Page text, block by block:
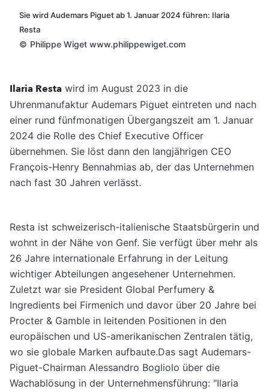
Sie wird Audemars Piguet ab 1. Januar 2024 führen: Ilaria
Resta
© Philippe Wiget www.philippewiget.com
Ilaria Resta wird im August 2023 in die
Uhrenmanufaktur Audemars Piguet eintreten und nach
einer rund fünfmonatigen Übergangszeit am 1. Januar
2024 die Rolle des Chief Executive Officer
übernehmen. Sie löst dann den langjährigen CEO
François-Henry Bennahmias ab, der das Unternehmen
nach fast 30 Jahren verlässt.
Resta ist schweizerisch-italienische Staatsbürgerin und
wohnt in der Nähe von Genf. Sie verfügt über mehr als
26 Jahre internationale Erfahrung in der Leitung
wichtiger Abteilungen angesehener Unternehmen.
Zuletzt war sie President Global Perfumery &
Ingredients bei Firmenich und davor über 20 Jahre bei
Procter & Gamble in leitenden Positionen in den
europäischen und US-amerikanischen Zentralen tätig,
wo sie globale Marken aufbaute.Das sagt Audemars-
Piguet-Chairman Alessandro Bogliolo über die
Wachablösung in der Unternehmensführung: "Ilaria